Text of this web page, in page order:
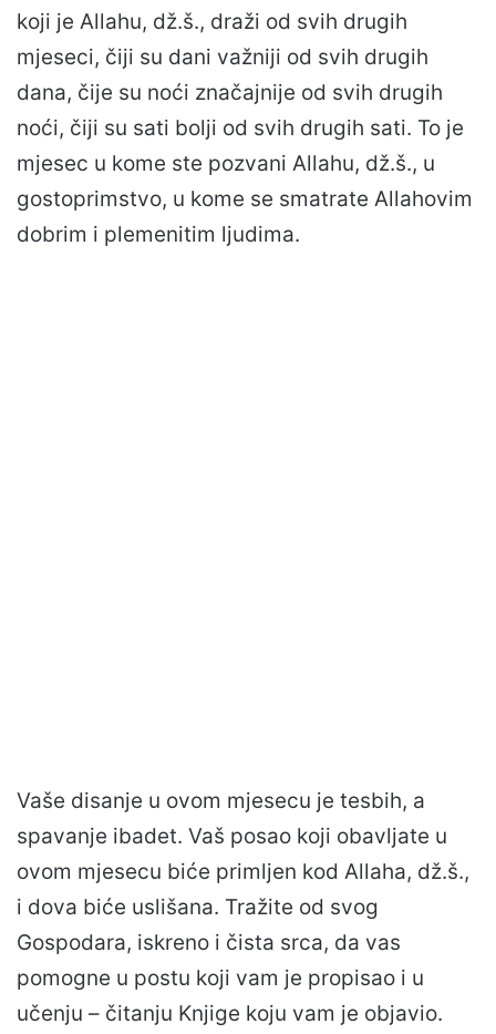
koji je Allahu, dž.š., draži od svih drugih
mjeseci, čiji su dani važniji od svih drugih
dana, čije su noći značajnije od svih drugih
noći, čiji su sati bolji od svih drugih sati. To je
mjesec u kome ste pozvani Allahu, dž.š., u
gostoprimstvo, u kome se smatrate Allahovim
dobrim i plemenitim ljudima.
Vaše disanje u ovom mjesecu je tesbih, a
spavanje ibadet. Vaš posao koji obavljate u
ovom mjesecu biće primljen kod Allaha, dž.š.,
i dova biće uslišana. Tražite od svog
Gospodara, iskreno i čista srca, da vas
pomogne u postu koji vam je propisao i u
učenju – čitanju Knjige koju vam je objavio.